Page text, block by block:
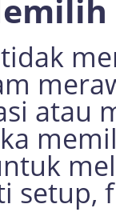
atau
setup,